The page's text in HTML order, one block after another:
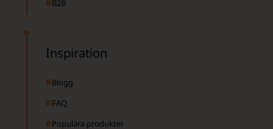
B2B
Inspiration
Blogg
FAQ
Populära produkter